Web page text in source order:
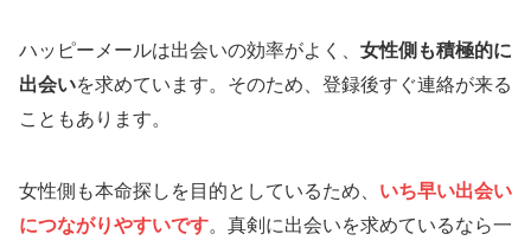
ハッピーメールは出会いの効率がよく、 女性側も積極的に
出会いを求めています。そのため、登録後すぐ連絡が来る
こともあります。
女性側も本命探しを目的としているため、 いち早い出会い
につながりやすいです。真剣に出会いを求めているなら一